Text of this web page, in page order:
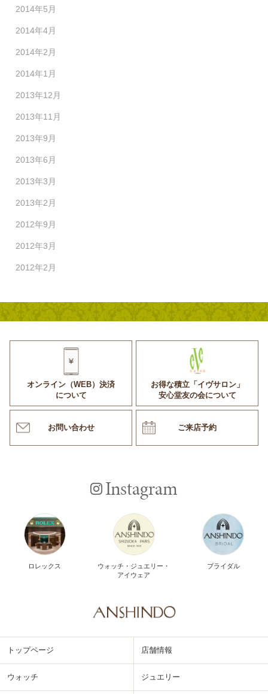
2014年5月
2014年4月
2014年2月
2014年1月
2013年12月
2013年11月
2013年9月
2013年6月
2013年3月
2013年2月
2012年9月
2012年3月
2012年2月
オンライン（WEB）決済
について
お得な積立「イヴサロン」
安心堂友の会について
お問い合わせ ご来店予約
Instagram
ロレックス
ウォッチ・ジュエリー・
アイウェア
ブライダル
トップページ 店舗情報
ウォッチ ジュエリー